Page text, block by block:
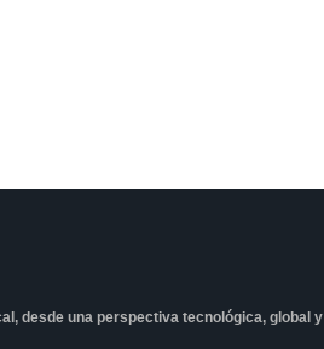
desde una perspectiva tecnológica, global y